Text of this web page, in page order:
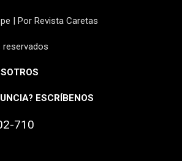
| Por Revista Caretas
ESCRÍBENOS
710